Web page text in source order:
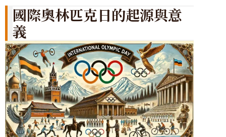
國際奧林匹克日的起源與意
義